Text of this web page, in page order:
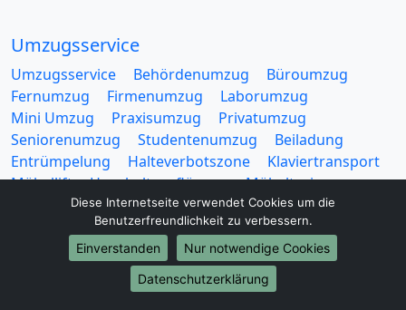
Umzugsservice
Umzugsservice Behördenumzug
Büroumzug
Fernumzug
Firmenumzug
Laborumzug
Mini Umzug
Praxisumzug
Privatumzug
Seniorenumzug
Studentenumzug
Beiladung
Entrümpelung
Halteverbotszone
Klaviertransport
Möbellift
Haushaltsauflösung
Möbeltaxi
Möbelmitfahrzentrale
Umzugskartons
Diese Internetseite verwendet Cookies um die
Benutzerfreundlichkeit zu verbessern.
Einverstanden
Nur notwendige Cookies
Datenschutzerklärung